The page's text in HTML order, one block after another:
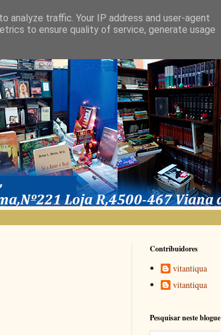
Contribuidores
vitantiqua
vitantiqua
Pesquisar neste blogue
analyze traffic. Your IP address and user-agent
to ensure quality of service, generate usage